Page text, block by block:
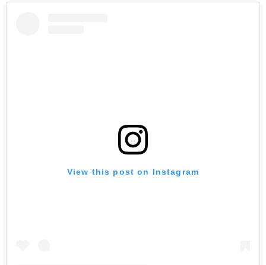
View this post on Instagram